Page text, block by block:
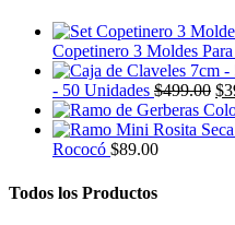
Copetinero 3 Moldes
- 50 Unidades $499.00 El
$
Rococó $89.00
Todos los Productos